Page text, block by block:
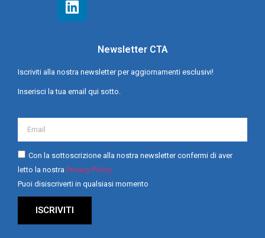
Newsletter CTA
Iscriviti alla nostra newsletter per aggiornamenti esclusivi!
Inserisci la tua email qui sotto.
Con la sottoscrizione alla nostra newsletter confermi di aver
letto la nostra Privacy Policy
Puoi disiscriverti in qualsiasi momento
ISCRIVITI